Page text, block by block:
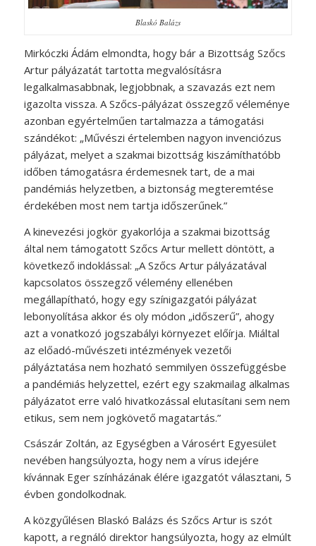
Blaskó Balázs
Mirkóczki Ádám elmondta, hogy bár a Bizottság Szőcs
Artur pályázatát tartotta megvalósításra
legalkalmasabbnak, legjobbnak, a szavazás ezt nem
igazolta vissza. A Szőcs-pályázat összegző véleménye
azonban egyértelműen tartalmazza a támogatási
szándékot: „Művészi értelemben nagyon invenciózus
pályázat, melyet a szakmai bizottság kiszámíthatóbb
időben támogatásra érdemesnek tart, de a mai
pandémiás helyzetben, a biztonság megteremtése
érdekében most nem tartja időszerűnek.”
A kinevezési jogkör gyakorlója a szakmai bizottság
által nem támogatott Szőcs Artur mellett döntött, a
következő indoklással: „A Szőcs Artur pályázatával
kapcsolatos összegző vélemény ellenében
megállapítható, hogy egy színigazgatói pályázat
lebonyolítása akkor és oly módon „időszerű”, ahogy
azt a vonatkozó jogszabályi környezet előírja. Miáltal
az előadó-művészeti intézmények vezetői
pályáztatása nem hozható semmilyen összefüggésbe
a pandémiás helyzettel, ezért egy szakmailag alkalmas
pályázatot erre való hivatkozással elutasítani sem nem
etikus, sem nem jogkövető magatartás.”
Császár Zoltán, az Egységben a Városért Egyesület
nevében hangsúlyozta, hogy nem a vírus idejére
kívánnak Eger színházának élére igazgatót választani, 5
évben gondolkodnak.
A közgyűlésen Blaskó Balázs és Szőcs Artur is szót
kapott, a regnáló direktor hangsúlyozta, hogy az elmúlt